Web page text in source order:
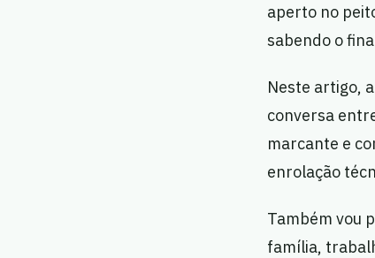
aperto no
sabendo o
Neste artigo,
conversa
marcante e
enrolação
Também vou
família,